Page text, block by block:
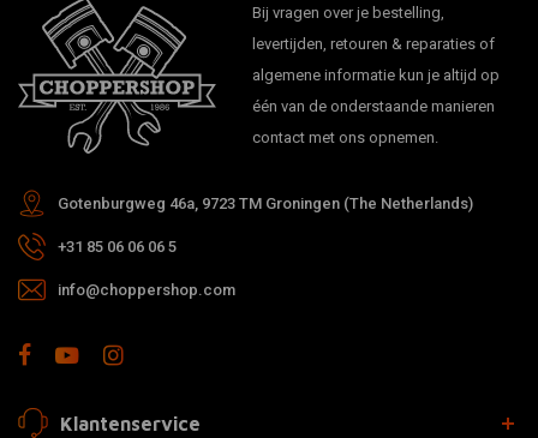
Bij vragen over je bestelling,
levertijden, retouren & reparaties of
algemene informatie kun je altijd op
één van de onderstaande manieren
contact met ons opnemen.
Gotenburgweg 46a, 9723 TM Groningen (The Netherlands)
+31 85 06 06 06 5
info@choppershop.com
Klantenservice